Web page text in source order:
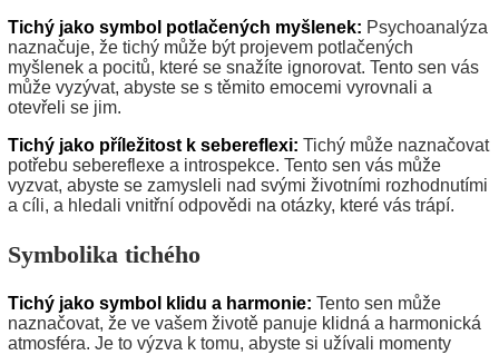
Tichý jako symbol potlačených myšlenek: Psychoanalýza
naznačuje, že tichý může být projevem potlačených
myšlenek a pocitů, které se snažíte ignorovat. Tento sen vás
může vyzývat, abyste se s těmito emocemi vyrovnali a
otevřeli se jim.
Tichý jako příležitost k sebereflexi: Tichý může naznačovat
potřebu sebereflexe a introspekce. Tento sen vás může
vyzvat, abyste se zamysleli nad svými životními rozhodnutími
a cíli, a hledali vnitřní odpovědi na otázky, které vás trápí.
Symbolika tichého
Tichý jako symbol klidu a harmonie: Tento sen může
naznačovat, že ve vašem životě panuje klidná a harmonická
atmosféra. Je to výzva k tomu, abyste si užívali momenty